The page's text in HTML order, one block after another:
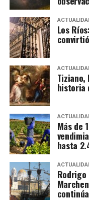
Napoles.
sociedades, cada
además de una
habría servido para
la actividad
La dimensión del
reflejada en otro
movimientos
bancarias. A partir
importantes
depósitos fiscales
Europea,
destinados
españoles.
El mecanismo
Los
Tiziano,
historia
Más de
hasta
Rodrigo